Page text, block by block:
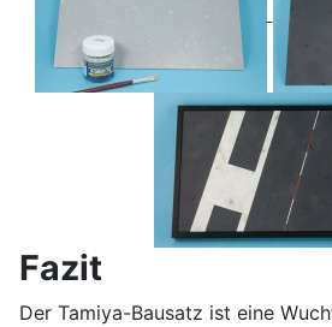
Fazit
Der Tamiya-Bausatz ist eine